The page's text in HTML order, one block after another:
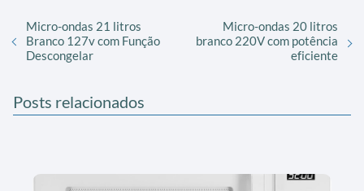
Micro-ondas 21 litros
Branco 127v com Função
Descongelar
Micro-ondas 20 litros
branco 220V com potência
eficiente
Posts relacionados